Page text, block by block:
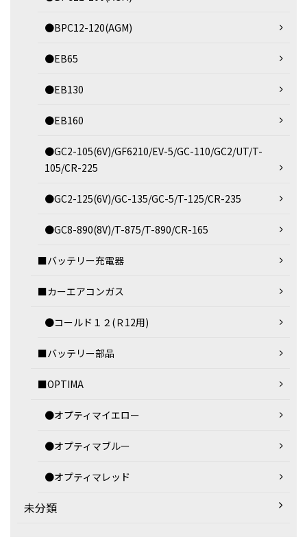
●BPC12-120(AGM)
●EB65
●EB130
●EB160
●GC2-105(6V)/GF6210/EV-5/GC-110/GC2/UT/T-
105/CR-225
●GC2-125(6V)/GC-135/GC-5/T-125/CR-235
●GC8-890(8V)/T-875/T-890/CR-165
■バッテリー充電器
■カーエアコンガス
●コールド１２(Ｒ12用)
■バッテリー部品
■OPTIMA
●オプティマイエロー
●オプティマブルー
●オプティマレッド
未分類